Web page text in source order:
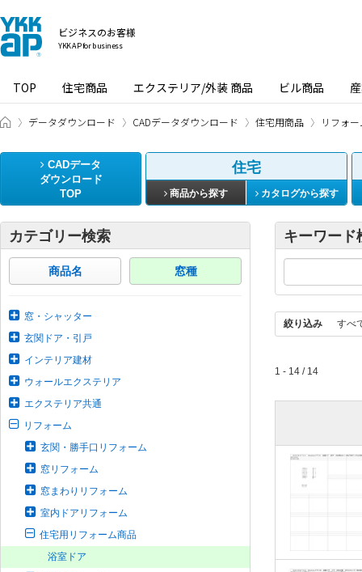
ビジネスのお客様
YKK AP for business
TOP 住宅商品 エクステリア/外装 商品 ビル商品
ビジネスのお客様 HOME
データダウンロード CADデータダウンロード 住宅用商品 リフォ
CADデータ
ダウンロード
TOP
住宅
商品から探す カタログから探す
カテゴリー検索
商品名 窓種
窓・シャッター
玄関ドア・引戸
インテリア建材
ウォールエクステリア
エクステリア共通
リフォーム
玄関・勝手口リフォーム
窓リフォーム
窓まわりリフォーム
室内ドアリフォーム
住宅用リフォーム商品
浴室ドア
キーワード
絞り込み すべ
1 - 14 / 14